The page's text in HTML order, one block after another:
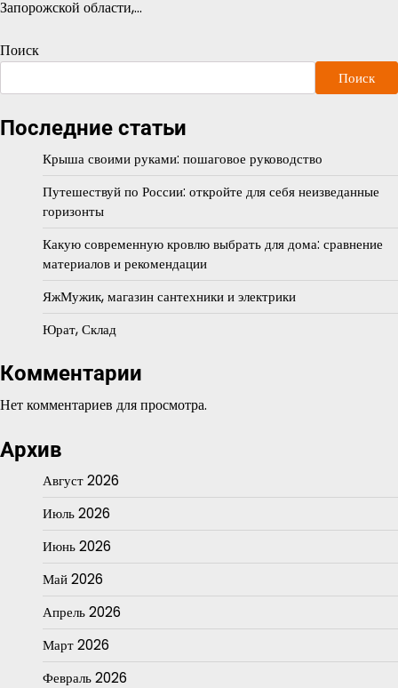
Запорожской области,…
Поиск
Поиск
Последние статьи
Крыша своими руками: пошаговое руководство
Путешествуй по России: откройте для себя неизведанные
горизонты
Какую современную кровлю выбрать для дома: сравнение
материалов и рекомендации
ЯжМужик, магазин сантехники и электрики
Юрат, Склад
Комментарии
Нет комментариев для просмотра.
Архив
Август 2026
Июль 2026
Июнь 2026
Май 2026
Апрель 2026
Март 2026
Февраль 2026